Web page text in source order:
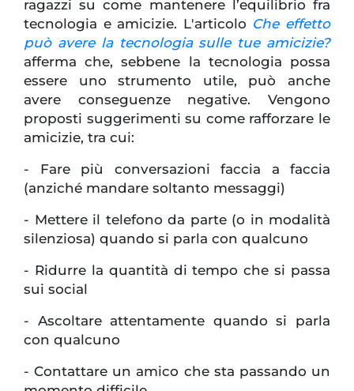
ragazzi su come mantenere l’equilibrio fra
tecnologia e amicizie. L'articolo Che effetto
può avere la tecnologia sulle tue amicizie?
afferma che, sebbene la tecnologia possa
essere uno strumento utile, può anche
avere conseguenze negative. Vengono
proposti suggerimenti su come rafforzare le
amicizie, tra cui:
- Fare più conversazioni faccia a faccia
(anziché mandare soltanto messaggi)
- Mettere il telefono da parte (o in modalità
silenziosa) quando si parla con qualcuno
- Ridurre la quantità di tempo che si passa
sui social
- Ascoltare attentamente quando si parla
con qualcuno
- Contattare un amico che sta passando un